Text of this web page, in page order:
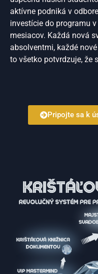
aktívne podniká v
investície do programu
mesiacov. Každá nová
absolventmi, každé
to všetko potvrdzuje, že
Pripojte sa k